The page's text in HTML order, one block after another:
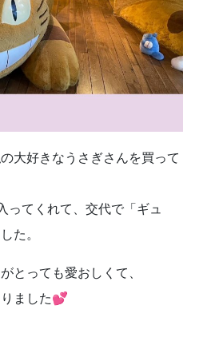
大好きなうさぎさんを買って
ってくれて、交代で「ギュ
た。
とっても愛おしくて、
りました💕